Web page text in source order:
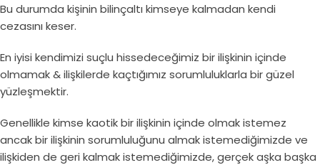
Bu durumda kişinin bilinçaltı kimseye kalmadan kendi
cezasını keser.
En iyisi kendimizi suçlu hissedeceğimiz bir ilişkinin içinde
olmamak & ilişkilerde kaçtığımız sorumluluklarla bir güzel
yüzleşmektir.
Genellikle kimse kaotik bir ilişkinin içinde olmak istemez
ancak bir ilişkinin sorumluluğunu almak istemediğimizde ve
ilişkiden de geri kalmak istemediğimizde, gerçek aşka başka